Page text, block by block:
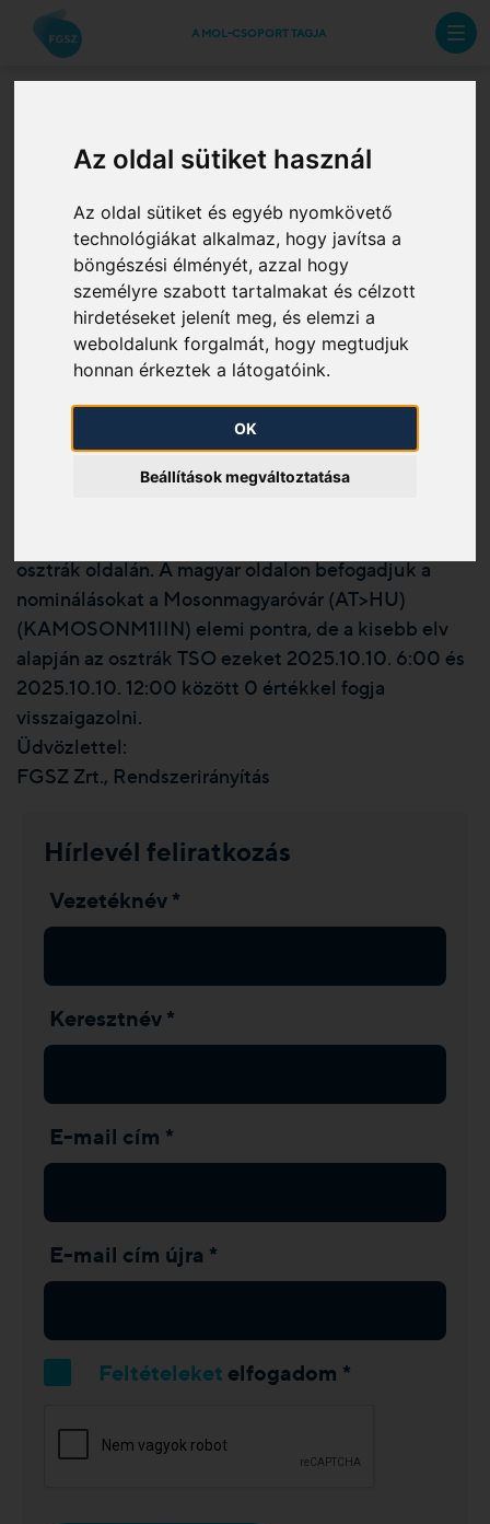
Az oldal sütiket használ
Az oldal sütiket és egyéb nyomkövető
technológiákat alkalmaz, hogy javítsa a
böngészési élményét, azzal hogy
személyre szabott tartalmakat és célzott
hirdetéseket jelenít meg, és elemzi a
weboldalunk forgalmát, hogy megtudjuk
honnan érkeztek a látogatóink.
OK
Beállítások megváltoztatása
A MOL-CSOPORT TAGJA
Emlékeztető - a Gas
Connect Austria
karbantartási munkát
végez 2025.10.10-én
2025. 10. 09.
Tájékoztatjuk Önt, hogy a Gas Connect Austria
karbantartási munkákat végez a saját
gázrendszerén 2025.10.10. 6:00 és 2025.10.10.
osztrák oldalán. A magyar oldalon befogadjuk a
nominálásokat a Mosonmagyaróvár (AT>HU)
(KAMOSONM1IIN) elemi pontra, de a kisebb elv
alapján az osztrák TSO ezeket 2025.10.10. 6:00 és
2025.10.10. 12:00 között 0 értékkel fogja
visszaigazolni.
Üdvözlettel:
FGSZ Zrt., Rendszerirányítás
Hírlevél feliratkozás
Vezetéknév *
Keresztnév *
E-mail cím *
E-mail cím újra *
Feltételeket elfogadom *